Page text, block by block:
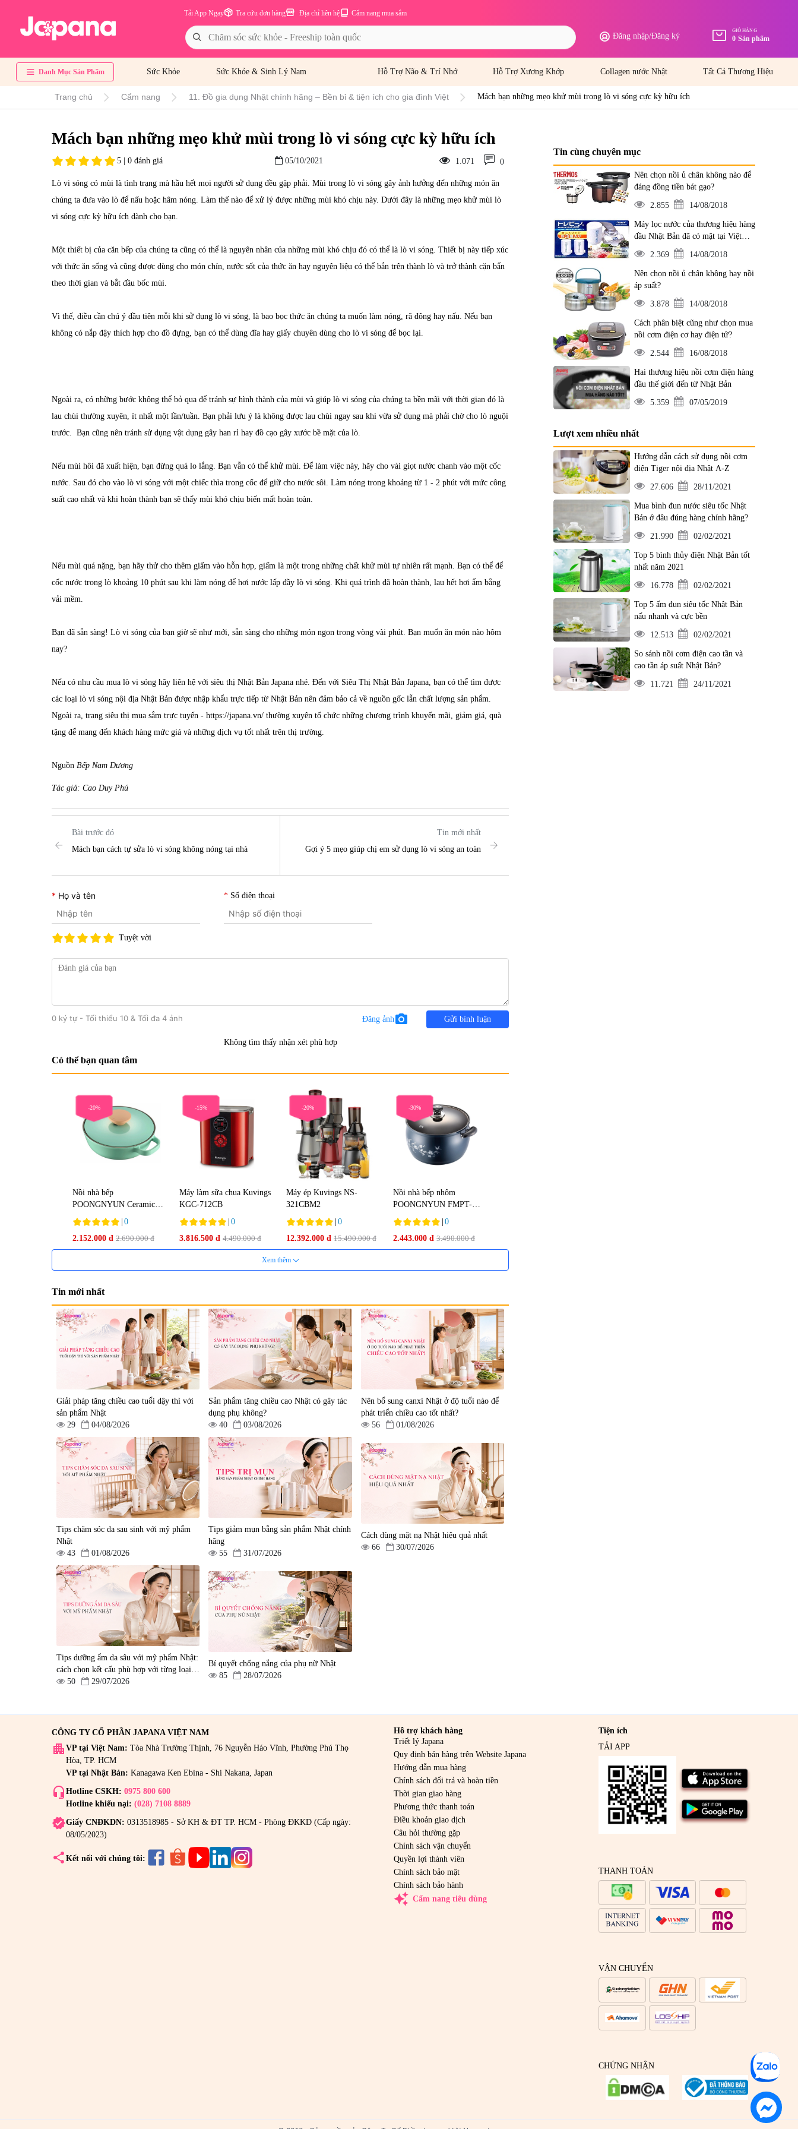
Cẩm nang mua sắm
Địa chỉ liên hệ
Tra cứu đơn hàng
Tải App Ngay
Đăng nhập/Đăng ký
GIỎ HÀNG
0 Sản phẩm
Danh Mục Sản Phẩm Sức Khỏe Sức Khỏe & Sinh Lý Nam Hỗ Trợ Não & Trí Nhớ Hỗ Trợ Xương Khớp Collagen nước Nhật Tất Cả Thương Hiệu
Trang chủ Cẩm nang 11. Đồ gia dụng Nhật chính hãng – Bền bỉ & tiện ích cho gia đình Việt Mách bạn những mẹo khử mùi trong lò vi sóng cực kỳ hữu ích
Mách bạn những mẹo khử mùi trong lò vi sóng cực kỳ hữu ích
5 | 0 đánh giá 05/10/2021 1.071 0
Lò vi sóng có mùi là tình trạng mà hầu hết mọi người sử dụng đều gặp phải. Mùi trong lò vi sóng gây ảnh hưởng đến những món ăn
chúng ta đưa vào lò để nấu hoặc hâm nóng. Làm thế nào để xử lý được những mùi khó chịu này. Dưới đây là những mẹo khử mùi lò
vi sóng cực kỳ hữu ích dành cho bạn.
Một thiết bị của căn bếp của chúng ta cũng có thể là nguyên nhân của những mùi khó chịu đó có thể là lò vi sóng. Thiết bị này tiếp xúc
với thức ăn sống và cũng được dùng cho món chín, nước sốt của thức ăn hay nguyên liệu có thể bắn trên thành lò và trở thành cặn bẩn
theo thời gian và bắt đầu bốc mùi.
Vì thế, điều cần chú ý đầu tiên mỗi khi sử dụng lò vi sóng, là bao bọc thức ăn chúng ta muốn làm nóng, rã đông hay nấu. Nếu bạn
không có nắp đậy thích hợp cho đồ đựng, bạn có thể dùng đĩa hay giấy chuyên dùng cho lò vi sóng để bọc lại.
Ngoài ra, có những bước không thể bỏ qua để tránh sự hình thành của mùi và giúp lò vi sóng của chúng ta bền mãi với thời gian đó là
lau chùi thường xuyên, ít nhất một lần/tuần. Bạn phải lưu ý là không được lau chùi ngay sau khi vừa sử dụng mà phải chờ cho lò nguội
trước. Bạn cũng nên tránh sử dụng vật dụng gây han rỉ hay đồ cạo gây xước bề mặt của lò.
Nếu mùi hôi đã xuất hiện, bạn đừng quá lo lắng. Bạn vẫn có thể khử mùi. Để làm việc này, hãy cho vài giọt nước chanh vào một cốc
nước. Sau đó cho vào lò vi sóng với một chiếc thìa trong cốc để giữ cho nước sôi. Làm nóng trong khoảng từ 1 - 2 phút với mức công
suất cao nhất và khi hoàn thành bạn sẽ thấy mùi khó chịu biến mất hoàn toàn.
Nếu mùi quá nặng, bạn hãy thử cho thêm giấm vào hỗn hợp, giấm là một trong những chất khử mùi tự nhiên rất mạnh. Bạn có thể để
cốc nước trong lò khoảng 10 phút sau khi làm nóng để hơi nước lấp đầy lò vi sóng. Khi quá trình đã hoàn thành, lau hết hơi ẩm bằng
vải mềm.
Bạn đã sẵn sàng! Lò vi sóng của bạn giờ sẽ như mới, sẵn sàng cho những món ngon trong vòng vài phút. Bạn muốn ăn món nào hôm
nay?
Nếu có nhu cầu mua lò vi sóng hãy liên hệ với siêu thị Nhật Bản Japana nhé. Đến với Siêu Thị Nhật Bản Japana, bạn có thể tìm được
các loại lò vi sóng nội địa Nhật Bản được nhập khẩu trực tiếp từ Nhật Bản nên đảm bảo cả về nguồn gốc lẫn chất lượng sản phẩm.
Ngoài ra, trang siêu thị mua sắm trực tuyến - https://japana.vn/ thường xuyên tố chức những chương trình khuyến mãi, giảm giá, quà
tặng để mang đến khách hàng mức giá và những dịch vụ tốt nhất trên thị trường.
Nguồn Bếp Nam Dương
Tác giả: Cao Duy Phú
Bài trước đó
Mách bạn cách tự sửa lò vi sóng không nóng tại nhà
Tin mới nhất
Gợi ý 5 mẹo giúp chị em sử dụng lò vi sóng an toàn
Họ và tên Số điện thoại
Tuyệt vời
0 ký tự - Tối thiểu 10 & Tối đa 4 ảnh Đăng ảnh photo_camera Gửi bình luận
Không tìm thấy nhận xét phù hợp
Có thể bạn quan tâm
-20%
Nồi nhà bếp
POONGNYUN Ceramic
BNPT-24CL(IH)
0
2.152.000 đ 2.690.000 đ
-15%
Máy làm sữa chua Kuvings
KGC-712CB
0
3.816.500 đ 4.490.000 đ
-20%
Máy ép Kuvings NS-
321CBM2
0
12.392.000 đ 15.490.000 đ
-30%
Nồi nhà bếp nhôm
POONGNYUN FMPT-
28CH(IH)
0
2.443.000 đ 3.490.000 đ
POONGNYUN Ceramic
BNPT-24C(IH)
2.163.000 đ
Nồi nhà bếp
POONGNYUN Ceramic
BLRPT-20C(IH)
1.867.500 đ 2.490.000 đ
Lẩu điện Kuvings KMG-
200B
3.990.000 đ
Máy ép Kuvings KHS-
2520CB
18.040.500 đ 18.990.000 đ
Xem thêm
Tin mới nhất
Giải pháp tăng chiều cao tuổi dậy thì với
sản phẩm Nhật
29
04/08/2026
Sản phẩm tăng chiều cao Nhật có gây tác
dụng phụ không?
40
03/08/2026
Nên bổ sung canxi Nhật ở độ tuổi nào để
phát triển chiều cao tốt nhất?
56
01/08/2026
Tips chăm sóc da sau sinh với mỹ phẩm
Nhật
43
01/08/2026
Tips giảm mụn bằng sản phẩm Nhật chính
hãng
55
31/07/2026
Cách dùng mặt nạ Nhật hiệu quả nhất
66
30/07/2026
Tips dưỡng ẩm da sâu với mỹ phẩm Nhật:
cách chọn kết cấu phù hợp với từng loại
da 50 29/07/2026
Bí quyết chống nắng của phụ nữ Nhật
85
28/07/2026
Tin cùng chuyên mục
Nên chọn nồi ủ chân không nào để
đáng đồng tiền bát gạo?
2.855 14/08/2018
Máy lọc nước của thương hiệu hàng
đầu Nhật Bản đã có mặt tại Việt
Nam
2.369 14/08/2018
Nên chọn nồi ủ chân không hay nồi
áp suất?
3.878 14/08/2018
Cách phân biệt cũng như chọn mua
nồi cơm điện cơ hay điện tử?
2.544 16/08/2018
Hai thương hiệu nồi cơm điện hàng
đầu thế giới đến từ Nhật Bản
5.359 07/05/2019
Lượt xem nhiều nhất
Hướng dẫn cách sử dụng nồi cơm
điện Tiger nội địa Nhật A-Z
27.606 28/11/2021
Mua bình đun nước siêu tốc Nhật
Bản ở đâu đúng hàng chính hãng?
21.990 02/02/2021
Top 5 bình thủy điện Nhật Bản tốt
nhất năm 2021
16.778 02/02/2021
Top 5 ấm đun siêu tốc Nhật Bản
nấu nhanh và cực bền
12.513 02/02/2021
So sánh nồi cơm điện cao tần và
cao tần áp suất Nhật Bản?
11.721 24/11/2021
CÔNG TY CỔ PHẦN JAPANA VIỆT NAM
apartment VP tại Việt Nam: Tòa Nhà Trường Thịnh, 76 Nguyễn Háo Vĩnh, Phường Phú Thọ
Hòa, TP. HCM
VP tại Nhật Bản: Kanagawa Ken Ebina - Shi Nakana, Japan
headset_mic Hotline CSKH: 0975 800 600
Hotline khiếu nại: (028) 7108 8889
verifiedGiấy CNĐKDN: 0313518985 - Sở KH & ĐT TP. HCM - Phòng ĐKKD (Cấp ngày:
08/05/2023)
share Kết nối với chúng tôi:
Hỗ trợ khách hàng
Triết lý Japana
Quy định bán hàng trên Website Japana
Hướng dẫn mua hàng
Chính sách đổi trả và hoàn tiền
Thời gian giao hàng
Phương thức thanh toán
Điều khoản giao dịch
Câu hỏi thường gặp
Chính sách vận chuyển
Quyền lợi thành viên
Chính sách bảo mật
Chính sách bảo hành
auto_awesome Cẩm nang tiêu dùng
Tiện ích
TẢI APP
THANH TOÁN
VẬN CHUYỂN
CHỨNG NHẬN